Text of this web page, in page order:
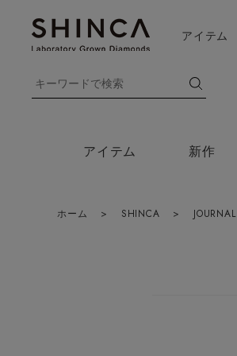
アイテム 新作
アイテム
ホーム > SHINCA > JOURNAL